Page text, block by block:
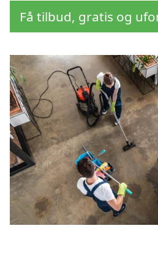
Få tilbud, gratis og